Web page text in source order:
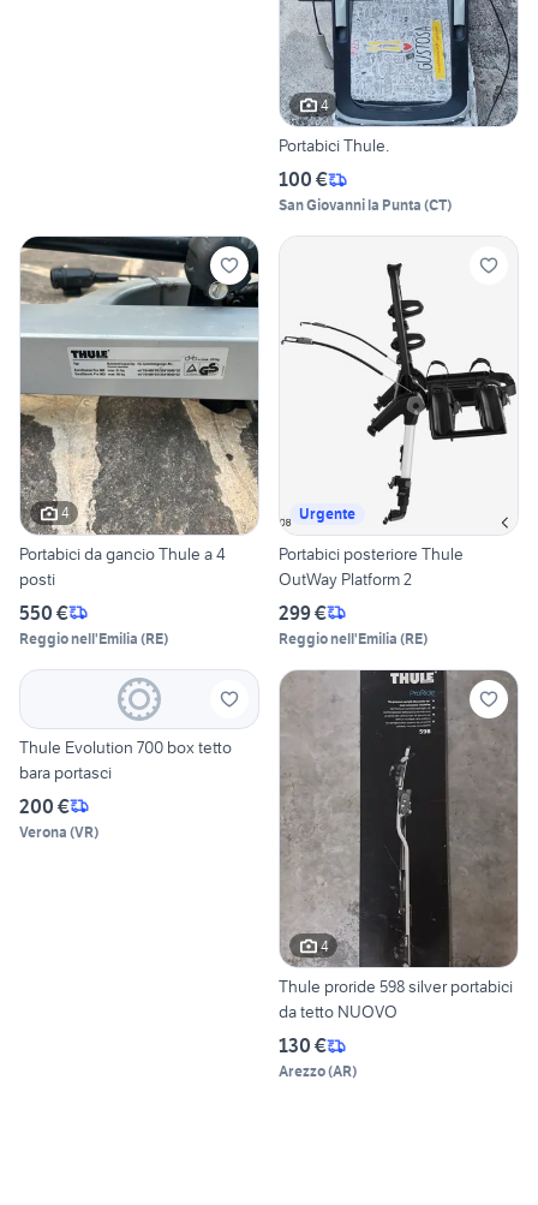
4
Portabici Thule.
100 €
San Giovanni la Punta (CT)
4
Portabici da gancio Thule a 4
posti
550 €
Reggio nell'Emilia (RE)
Urgente
Portabici posteriore Thule
OutWay Platform 2
299 €
Reggio nell'Emilia (RE)
Thule Evolution 700 box tetto
bara portasci
200 €
Verona (VR)
4
Thule proride 598 silver portabici
da tetto NUOVO
130 €
Arezzo(AR)